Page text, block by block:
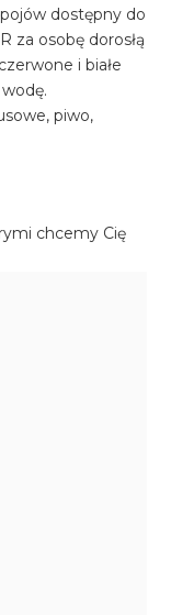
dostępny do
za osobę dorosłą
i białe
piwo,
chcemy Cię